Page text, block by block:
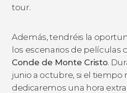
tour.
Además, tendréis la
los escenarios de películas
Conde de Monte Cristo.
junio a octubre, si el tiempo
dedicaremos una hora extra